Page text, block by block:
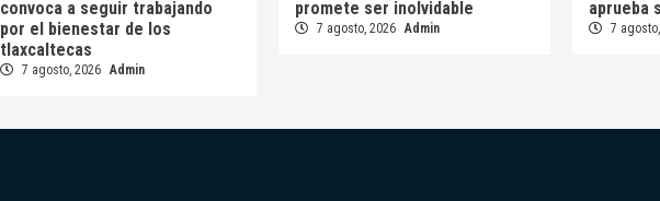
convoca a seguir trabajando
por el bienestar de los
tlaxcaltecas
7 agosto, 2026 Admin
promete ser inolvidable
7 agosto, 2026 Admin
aprueba
7